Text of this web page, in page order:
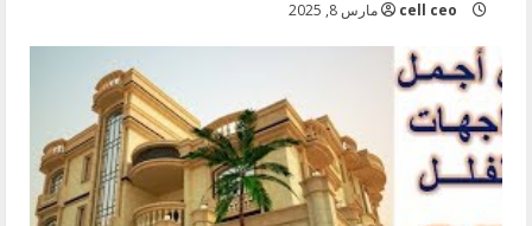
n
g
cell ceo مارس 8, 2025